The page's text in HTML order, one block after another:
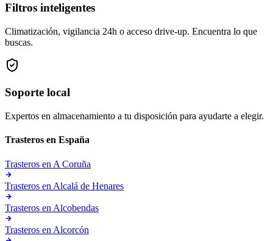
Filtros inteligentes
Climatización, vigilancia 24h o acceso drive-up. Encuentra lo que
buscas.
Soporte local
Expertos en almacenamiento a tu disposición para ayudarte a elegir.
Trasteros en España
Trasteros en A Coruña
Trasteros en Alcalá de Henares
Trasteros en Alcobendas
Trasteros en Alcorcón